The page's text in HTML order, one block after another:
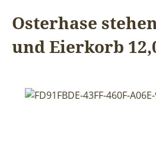
Osterhase
und Eierkorb
Bildergalerie überspringen